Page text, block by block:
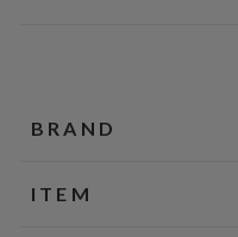
BRAND
ITEM